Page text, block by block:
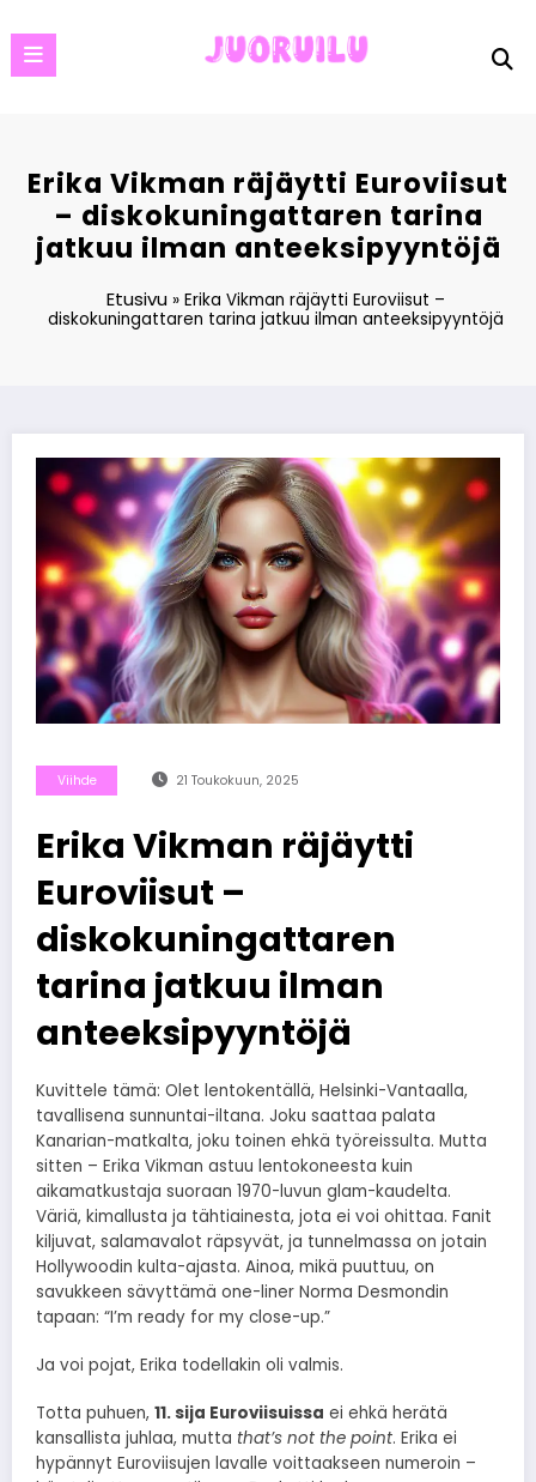
to
content
Erika Vikman räjäytti Euroviisut
– diskokuningattaren tarina
jatkuu ilman anteeksipyyntöjä
Etusivu »Erika Vikman räjäytti Euroviisut –
diskokuningattaren tarina jatkuu ilman anteeksipyyntöjä
Viihde 21 Toukokuun, 2025
Erika Vikman räjäytti
Euroviisut –
diskokuningattaren
tarina jatkuu ilman
anteeksipyyntöjä
Kuvittele tämä: Olet lentokentällä, Helsinki-Vantaalla,
tavallisena sunnuntai-iltana. Joku saattaa palata
Kanarian-matkalta, joku toinen ehkä työreissulta. Mutta
sitten – Erika Vikman astuu lentokoneesta kuin
aikamatkustaja suoraan 1970-luvun glam-kaudelta.
Väriä, kimallusta ja tähtiainesta, jota ei voi ohittaa. Fanit
kiljuvat, salamavalot räpsyvät, ja tunnelmassa on jotain
Hollywoodin kulta-ajasta. Ainoa, mikä puuttuu, on
savukkeen sävyttämä one-liner Norma Desmondin
tapaan: “I’m ready for my close-up.”
Ja voi pojat, Erika todellakin oli valmis.
Totta puhuen, 11. sija Euroviisuissa ei ehkä herätä
kansallista juhlaa, mutta that’s not the point. Erika ei
hypännyt Euroviisujen lavalle voittaakseen numeroin –